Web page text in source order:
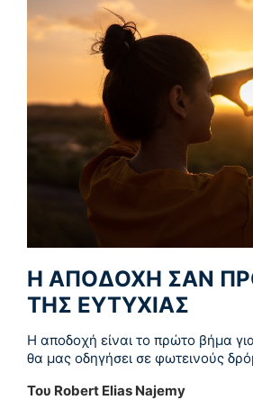
Η ΑΠΟΔΟΧΗ ΣΑΝ
ΤΗΣ ΕΥΤΥΧΙΑΣ
Η αποδοχή είναι το πρώτο βήμα
θα μας οδηγήσει σε φωτεινούς
Του Robert Elias Najemy